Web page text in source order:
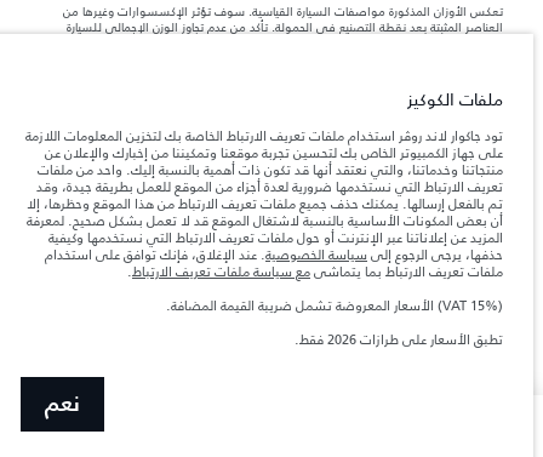
تسوق عبر الإنترنت
تعكس الأوزان المذكورة مواصفات السيارة القياسية. سوف تؤثر الإكسسوارات وغيرها من
العناصر المثبتة بعد نقطة التصنيع في الحمولة. تأكد من عدم تجاوز الوزن الإجمالي للسيارة
المعلومات والمواصفات والأسعار والألوان المذكورة على هذا الموقع قد تختلف من بلد إلى
آخر، كما أنّها قد تتغير بدون إشعار مسبق. الرجاء التواصل مع وكيلنا المحلي للتأكد من توفّرها
والتحقق من الأسعار.
ملاحظة مهمة حول الصور والمواصفات.إن النقص العالمي في أشباه الموصلات يؤثر حاليًا
في مواصفات تصميم السيارات وتوفر الخيارات وتوقيتات التصاميم. هذا ظرف ديناميكي
للغاية، ونتيجة لذلك، قد لا تمثّل الصور المستخدَمة ضمن موقع الويب حاليًا المواصفات الحالية
بالكامل بالنسبة إلى الميزات والخيارات والحلية ومجموعات الألوان. يرجى استشارة وكيلك الذي
سيتمكّن من تأكيد أي تقييدات حالية معك للسماح لك باتخاذ قرار مدروس
الأرقام المقدمة هي نتيجة لاختبارات المصنع الرسمية وفقاً لتشريعات الاتحاد الأوروبي. قد
يتباين استهلك الوقود الفعلي للمركبة عن ذلك المتحقق في تلك الاختبارات كما أن هذه
الأرقام بغرض المقارنة فحسب.
الأسعار تنطبق فقط على الطرازات المصنعة في عام 2026.
ملفات الكوكيز
تود جاكوار لاند روڤر استخدام ملفات تعريف الارتباط الخاصة بك لتخزين المعلومات اللازمة
على جهاز الكمبيوتر الخاص بك لتحسين تجربة موقعنا وتمكيننا من إخبارك والإعلان عن
منتجاتنا وخدماتنا، والتي نعتقد أنها قد تكون ذات أهمية بالنسبة إليك. واحد من ملفات
تعريف الارتباط التي نستخدمها ضرورية لعدة أجزاء من الموقع للعمل بطريقة جيدة، وقد
تم بالفعل إرسالها. يمكنك حذف جميع ملفات تعريف الارتباط من هذا الموقع وحظرها، إلا
أن بعض المكونات الأساسية بالنسبة لاشتغال الموقع قد لا تعمل بشكل صحيح. لمعرفة
المزيد عن إعلاناتنا عبر الإنترنت أو حول ملفات تعريف الارتباط التي نستخدمها وكيفية
حذفها، يرجى الرجوع إلى سياسة الخصوصية. عند الإغلاق، فإنك توافق على استخدام
ملفات تعريف الارتباط بما يتماشىمع سياسة ملفات تعريف الارتباط.
(VAT 15%) الأسعار المعروضة تشمل ضريبة القيمة المضافة.
تطبق الأسعار على طرازات 2026 فقط.‎
نعم